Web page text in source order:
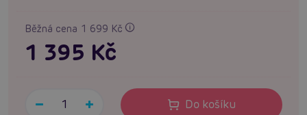
Běžná cena 1 699 Kč
1 395 Kč
Do košíku